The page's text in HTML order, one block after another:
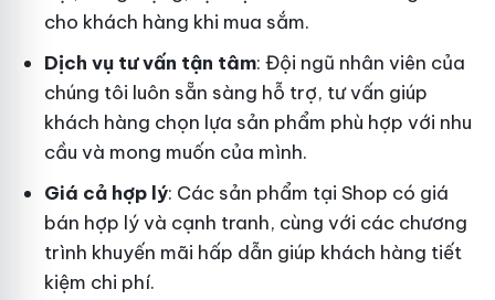
cho khách hàng khi mua sắm.
Dịch vụ tư vấn tận tâm: Đội ngũ nhân viên của
chúng tôi luôn sẵn sàng hỗ trợ, tư vấn giúp
khách hàng chọn lựa sản phẩm phù hợp với nhu
cầu và mong muốn của mình.
Giá cả hợp lý: Các sản phẩm tại Shop có giá
bán hợp lý và cạnh tranh, cùng với các chương
trình khuyến mãi hấp dẫn giúp khách hàng tiết
kiệm chi phí.